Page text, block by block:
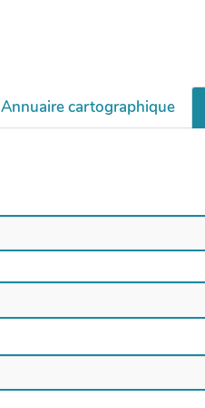
Annuaire cartographique